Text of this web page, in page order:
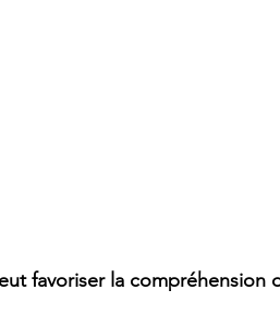
favoriser la compréhension